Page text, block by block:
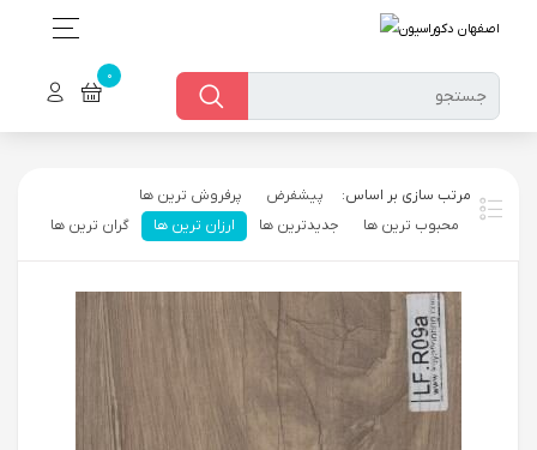
or with swipe gestures.
پیشفرض
پرفروش ترین ها
محبوب ترین ها
جدیدترین ها ارزان ترین ها گران ترین ها